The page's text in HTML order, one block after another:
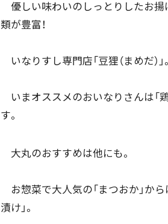
優しい味わいのしっとりしたお揚
類が豊富！
いなりすし専門店「豆狸（まめだ）」。
いまオススメのおいなりさんは「
す。
大丸のおすすめは他にも。
お惣菜で大人気の「まつおか」から
漬け」。